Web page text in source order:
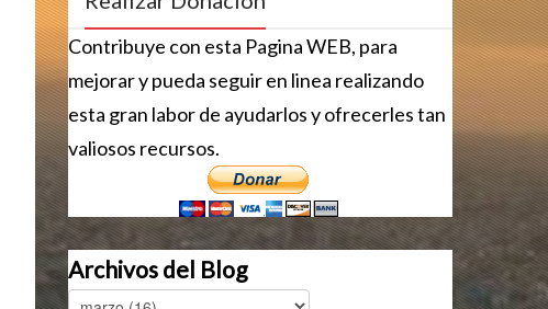
Contribuye con esta Pagina WEB, para
mejorar y pueda seguir en linea realizando
esta gran labor de ayudarlos y ofrecerles tan
valiosos recursos.
Archivos del Blog